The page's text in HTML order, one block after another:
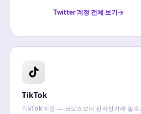
Twitter 계정 전체 보기
TikTok
TikTok 계정 — 크로스보더 전자상거래 필수.